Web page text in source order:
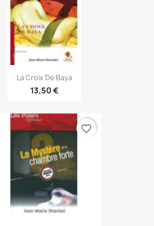
Aperçu rapide
La Croix De Baya
13,50 €
favorite_border